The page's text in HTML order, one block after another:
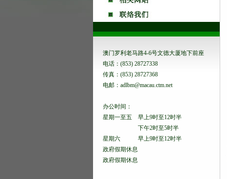
澳门罗利老马路4-6号文德大厦地下前座
电话：(853) 28727338
传真：(853) 28727368
电邮：adlbm@macau.ctm.net
办公时间：
星期一至五 早上9时至12时半
下午2时至5时半
星期六 早上9时至12时半
政府假期休息
政府假期休息